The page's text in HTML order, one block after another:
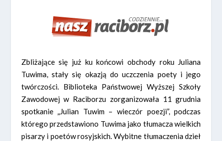
Zbliżające się już ku końcowi obchody roku Juliana
Tuwima, stały się okazją do uczczenia poety i jego
twórczości. Biblioteka Państwowej Wyższej Szkoły
Zawodowej w Raciborzu zorganizowała 11 grudnia
spotkanie „Julian Tuwim – wieczór poezji”, podczas
którego przedstawiono Tuwima jako tłumacza wielkich
pisarzy i poetów rosyjskich. Wybitne tłumaczenia dzieł